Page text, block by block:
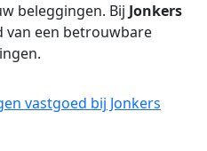
beleggingen. Bij Jonkers
van een betrouwbare
vastgoed bij Jonkers